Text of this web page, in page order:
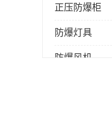
正压防爆柜
防爆灯具
防爆风机